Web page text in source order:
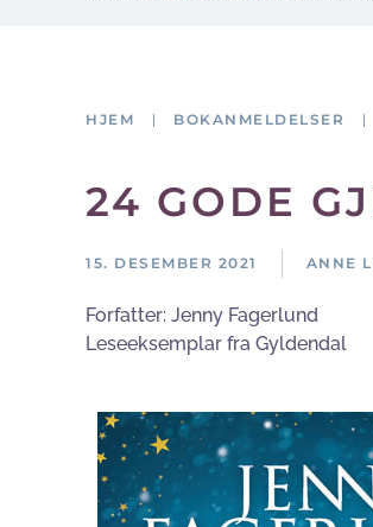
HJEM BOKANMELDELSER
24 GODE
15. DESEMBER 2021 ANNE
Forfatter: Jenny Fagerlund
Leseeksemplar fra Gyldendal